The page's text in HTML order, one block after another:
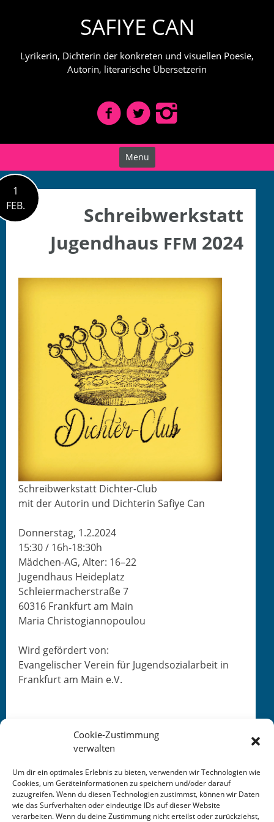
Cookie-Zustimmung
verwalten
Um dir ein optimales Erlebnis zu bieten, verwenden wir Technologien wie
Cookies, um Geräteinformationen zu speichern und/oder darauf
zuzugreifen. Wenn du diesen Technologien zustimmst, können wir Daten
wie das Surfverhalten oder eindeutige IDs auf dieser Website
verarbeiten. Wenn du deine Zustimmung nicht erteilst oder zurückziehst,
SAFIYE CAN
Lyrikerin, Dichterin der konkreten und visuellen Poesie,
Autorin, literarische Übersetzerin
Menu
1
FEB.
Schreibwerkstatt
Jugendhaus FFM 2024
Schreib­w­erk­statt Dichter-Club
mit der Autorin und Dich­terin Safiye Can
Don­ner­stag, 1.2.2024
15:30 / 16h-18:30h
Mäd­chen-AG, Alter: 16–22
Jugend­haus Heideplatz
Schleier­ma­ch­er­straße 7
60316 Frank­furt am Main
Maria Christogiannopoulou
Wird gefördert von:
Evan­ge­lis­ch­er Vere­in für Jugend­sozialar­beit in
Frank­furt am Main e.V.
This entry was posted inKALENDER. Bookmark the
permalink.